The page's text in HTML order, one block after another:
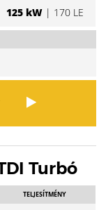
125 kW| 170 LE
Turbó
TELJESÍTMÉNY